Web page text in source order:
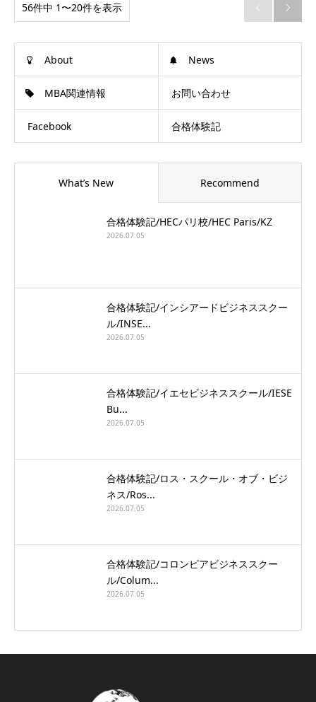
56件中 1〜20件を表示  
About News
MBA関連情報 お問い合わせ
Facebook 合格体験記
What’s New Recommend
合格体験記/HECパリ校/HEC Paris/KZ
2026.07.05
合格体験記/インシアードビジネススクー
ル/INSE...
2026.07.05
合格体験記/イエセビジネススクール/IESE
Bu...
2026.07.05
合格体験記/ロス・スクール・オブ・ビジ
ネス/Ros...
2026.07.05
合格体験記/コロンビアビジネススクー
ル/Colum...
2026.07.05